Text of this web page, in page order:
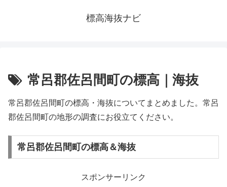
標高海抜ナビ
常呂郡佐呂間町の標高｜海抜
常呂郡佐呂間町の標高・海抜についてまとめました。常呂
郡佐呂間町の地形の調査にお役立てください。
常呂郡佐呂間町の標高＆海抜
スポンサーリンク